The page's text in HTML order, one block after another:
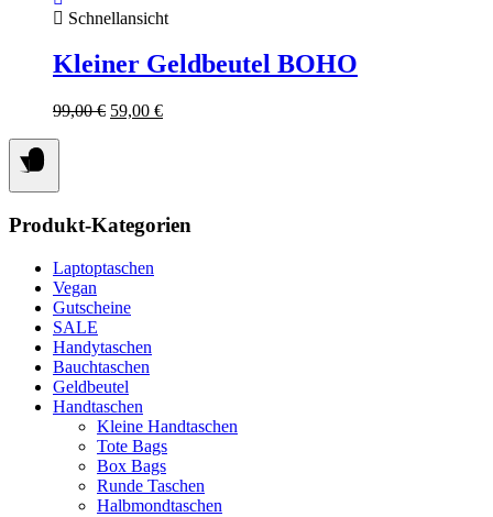
Schnellansicht
Kleiner Geldbeutel BOHO
99,00€ Ursprünglicher
59,00 €Aktueller
Produkt-Kategorien
Laptoptaschen
Vegan
Gutscheine
SALE
Handytaschen
Bauchtaschen
Geldbeutel
Handtaschen
Kleine Handtaschen
Tote Bags
Box Bags
Runde Taschen
Halbmondtaschen